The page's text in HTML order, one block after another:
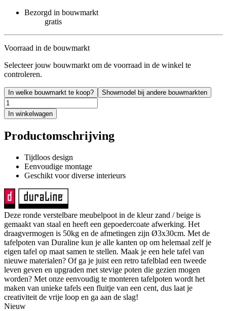
Bezorgd in bouwmarkt
gratis
Voorraad in de bouwmarkt
Selecteer jouw bouwmarkt om de voorraad in de winkel te
controleren.
In welke bouwmarkt te koop? Showmodel bij andere bouwmarkten
In winkelwagen
Productomschrijving
Tijdloos design
Eenvoudige montage
Geschikt voor diverse interieurs
Deze ronde verstelbare meubelpoot in de kleur zand / beige is
gemaakt van staal en heeft een gepoedercoate afwerking. Het
draagvermogen is 50kg en de afmetingen zijn Ø3x30cm. Met de
tafelpoten van Duraline kun je alle kanten op om helemaal zelf je
eigen tafel op maat samen te stellen. Maak je een hele tafel van
nieuwe materialen? Of ga je juist een retro tafelblad een tweede
leven geven en upgraden met stevige poten die gezien mogen
worden? Met onze eenvoudig te monteren tafelpoten wordt het
maken van unieke tafels een fluitje van een cent, dus laat je
creativiteit de vrije loop en ga aan de slag!
Nieuw